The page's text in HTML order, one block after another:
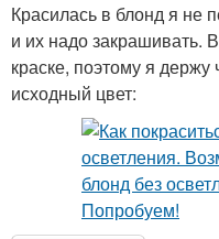
Красилась в блонд я не
и их надо закрашивать.
краске, поэтому я
исходный цвет: